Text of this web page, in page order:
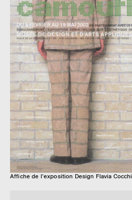
Affiche de l'exposition Design Flavia Cocchi